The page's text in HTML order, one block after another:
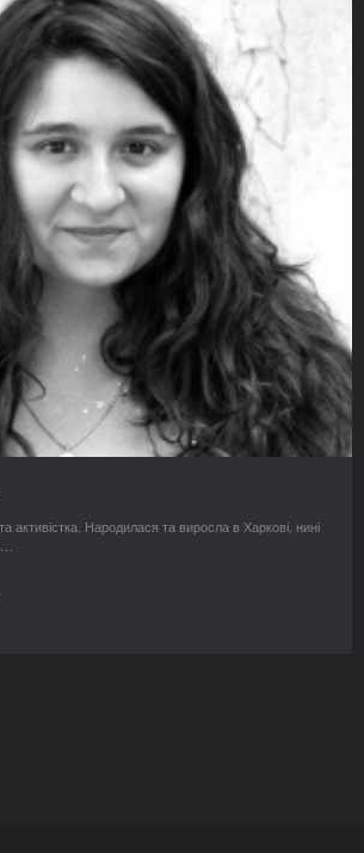
активістка. Народилася та виросла в Харкові, нині